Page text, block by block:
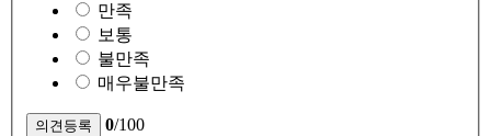
만족
보통
불만족
매우불만족
0/100